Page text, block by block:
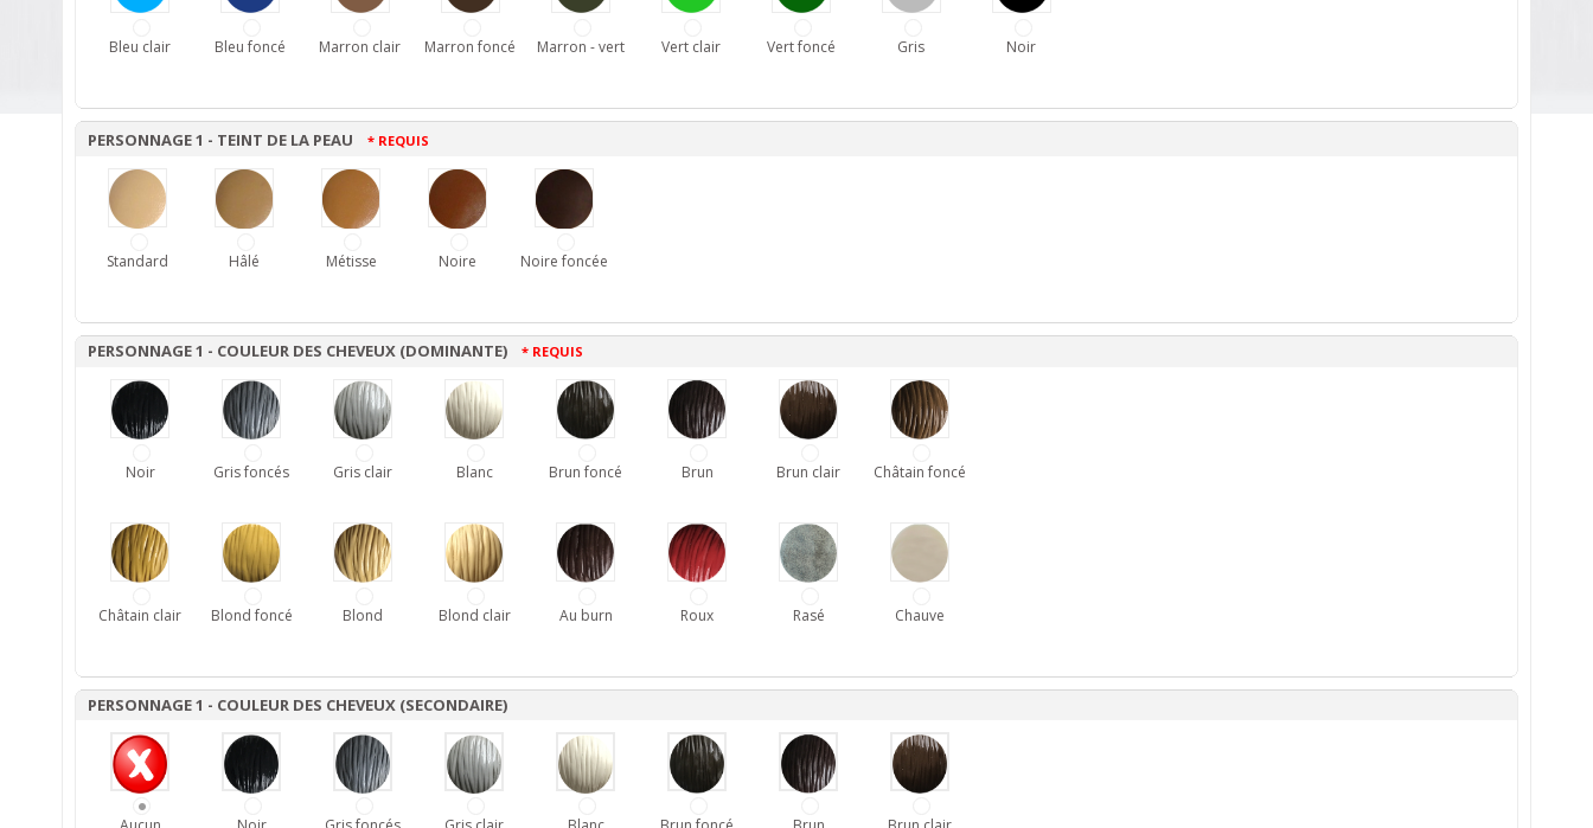
Bleu clair Bleu foncé Marron clair Marron foncé Marron - vert Vert clair Vert foncé Gris Noir
PERSONNAGE 1 - TEINT DE LA PEAU * REQUIS
Standard Hâlé Métisse Noire Noire foncée
PERSONNAGE 1 - COULEUR DES CHEVEUX (DOMINANTE) * REQUIS
Noir Gris foncés Gris clair Blanc Brun foncé Brun Brun clair Châtain foncé
Châtain clair Blond foncé Blond Blond clair Au burn Roux Rasé Chauve
PERSONNAGE 1 - COULEUR DES CHEVEUX (SECONDAIRE)